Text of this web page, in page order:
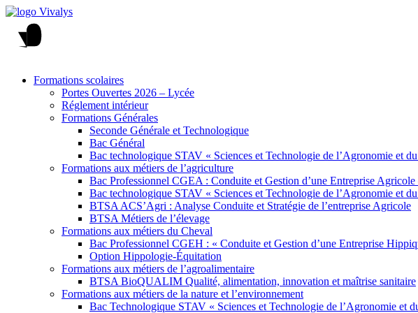
Formations scolaires
Portes Ouvertes 2026 – Lycée
Réglement intérieur
Formations Générales
Seconde Générale et Technologique
Bac Général
Bac technologique STAV « Sciences et Technologie de l’Agronomie et
Formations aux métiers de l’agriculture
Bac Professionnel CGEA : Conduite et Gestion d’une Entreprise
Bac technologique STAV « Sciences et Technologie de l’Agronomie et
BTSA ACS’Agri : Analyse Conduite et Stratégie de l’entreprise Agricole
BTSA Métiers de l’élevage
Formations aux métiers du Cheval
Bac Professionnel CGEH : « Conduite et Gestion d’une Entreprise
Option Hippologie-Équitation
Formations aux métiers de l’agroalimentaire
BTSA BioQUALIM Qualité, alimentation, innovation et maîtrise sanitaire
Formations aux métiers de la nature et l’environnement
Bac Technologique STAV « Sciences et Technologie de l’Agronomie et